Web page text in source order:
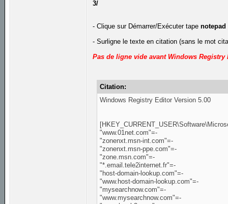
3/
- Clique sur Démarrer/Exécuter tapenotepad
- Surligne le texte en citation (sans le mot
Pas de ligne vide avant Windows Registry
Citation:
Windows Registry Editor Version 5.00
"www.01net.com"=-
"zonenxt.msn-int.com"=-
"zonenxt.msn-ppe.com"=-
"zone.msn.com"=-
"*.email.tele2internet.fr"=-
"host-domain-lookup.com"=-
"www.host-domain-lookup.com"=-
"mysearchnow.com"=-
"www.mysearchnow.com"=-